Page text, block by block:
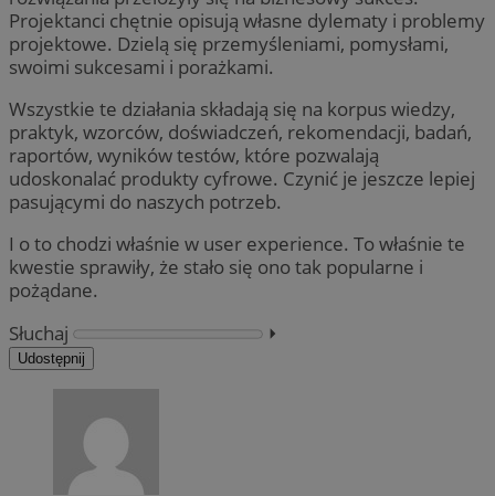
Projektanci chętnie opisują własne dylematy i problemy
projektowe. Dzielą się przemyśleniami, pomysłami,
swoimi sukcesami i porażkami.
Wszystkie te działania składają się na korpus wiedzy,
praktyk, wzorców, doświadczeń, rekomendacji, badań,
raportów, wyników testów, które pozwalają
udoskonalać produkty cyfrowe. Czynić je jeszcze lepiej
pasującymi do naszych potrzeb.
I o to chodzi właśnie w user experience. To właśnie te
kwestie sprawiły, że stało się ono tak popularne i
pożądane.
Słuchaj
⏵︎
Udostępnij